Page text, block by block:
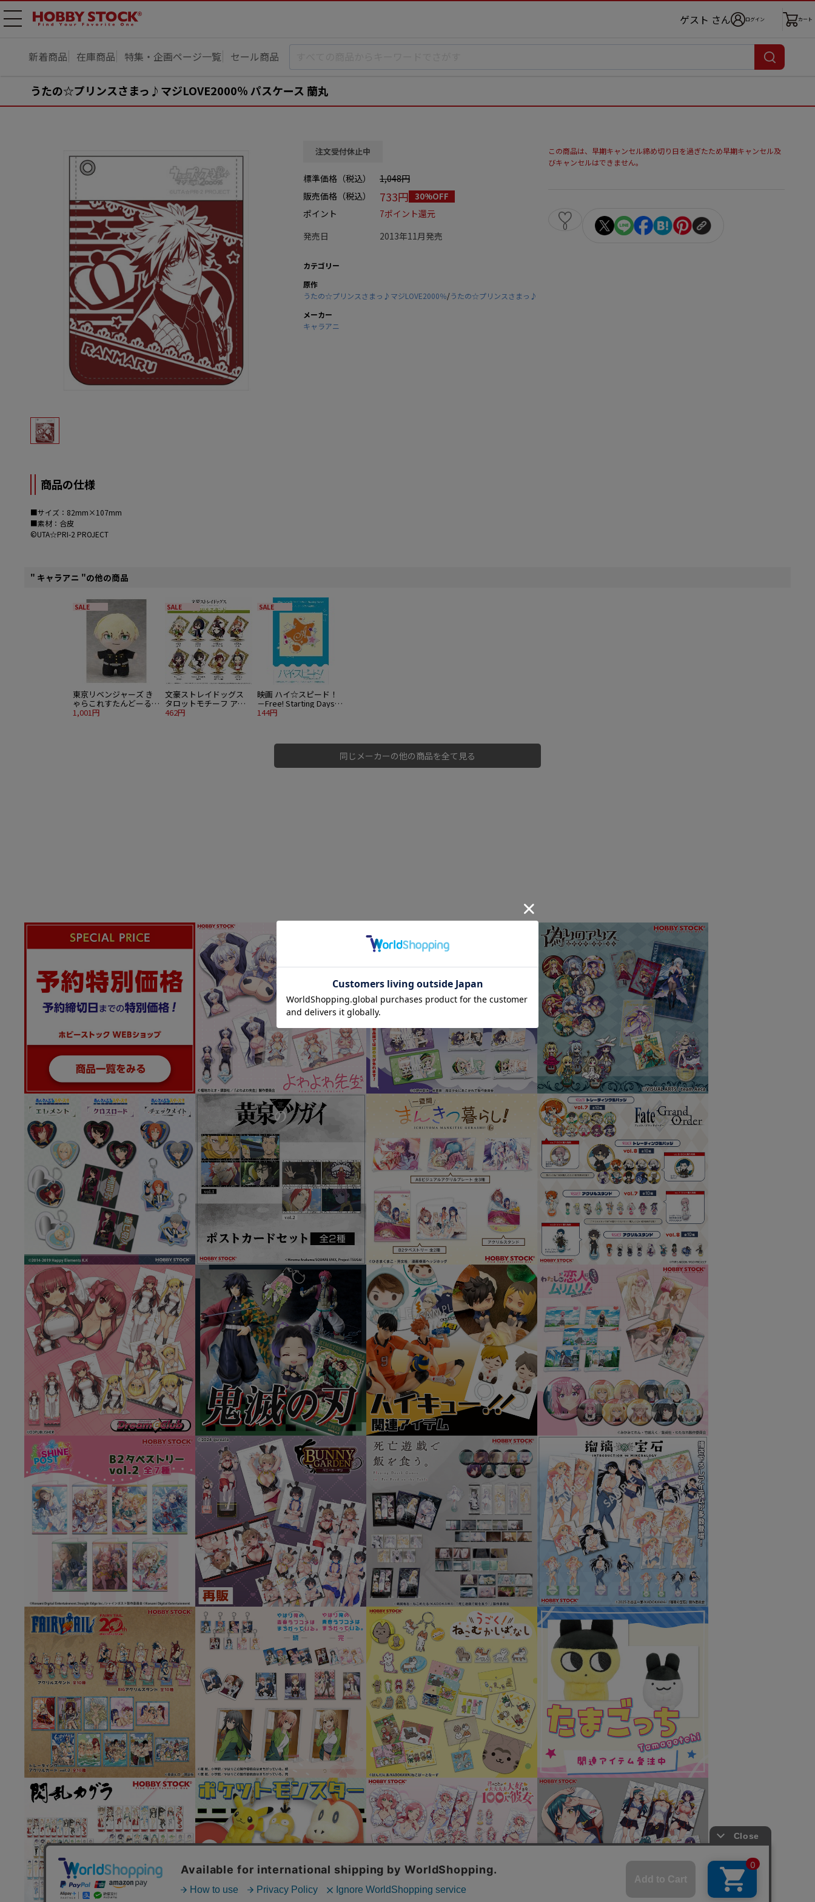
メニ
ゲスト さん ログイン カート
新着商品 在庫商品 特集・企画ページ一覧 セール商品
うたの☆プリンスさまっ♪マジLOVE2000％ パスケース 蘭丸
注文受付休止中
標準価格（税込）
1,048円
販売価格（税込）
733円 30%OFF
ポイント
7ポイント還元
発売日
2013年11月発売
カテゴリー
原作
うたの☆プリンスさまっ♪マジLOVE2000％/うたの☆プリンスさまっ♪
メーカー
キャラアニ
この商品は、早期キャンセル締め切り日を過ぎたため早期キャンセル及
びキャンセルはできません。
0
商品の仕様
■サイズ：82mm×107mm
■素材：合皮
©UTA☆PRI-2 PROJECT
" キャラアニ "の他の商品
SALE
東京リベンジャーズ き
ゃらこれすたんどーる
松野千冬
1,001円
SALE
文豪ストレイドッグス
タロットモチーフ アク
リルスタンド 中島敦 愚
462円
SALE
映画 ハイ☆スピード！
－Free! Starting Days－
ステンドグラス風蒔絵シ
144円
同じメーカーの他の商品を全て見る